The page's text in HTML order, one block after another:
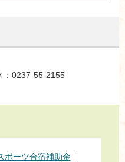
0237-55-2155
ポーツ合宿補助金